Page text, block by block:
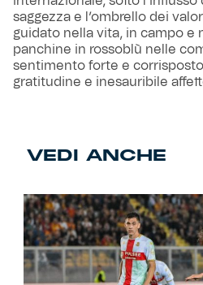
saggezza e l’ombrello dei
guidato nella vita, in campo e
panchine in rossoblù nelle
sentimento forte e
gratitudine e inesauribile
VEDI ANCHE